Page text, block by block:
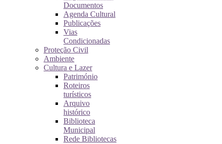
Documentos
Agenda Cultural
Publicações
Vias
Condicionadas
Proteção Civil
Ambiente
Cultura e Lazer
Património
Roteiros
turísticos
Arquivo
histórico
Biblioteca
Municipal
Rede Bibliotecas